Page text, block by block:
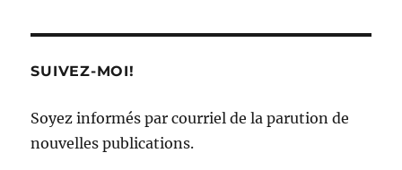
SUIVEZ-MOI!
Soyez informés par courriel de la parution de
nouvelles publications.